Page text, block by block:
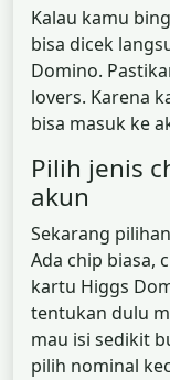
Kalau kamu
bisa dicek
Domino.
lovers. Karena
bisa masuk ke
Pilih jenis
akun
Sekarang
Ada chip biasa,
kartu Higgs
tentukan dulu
mau isi sedikit
pilih nominal